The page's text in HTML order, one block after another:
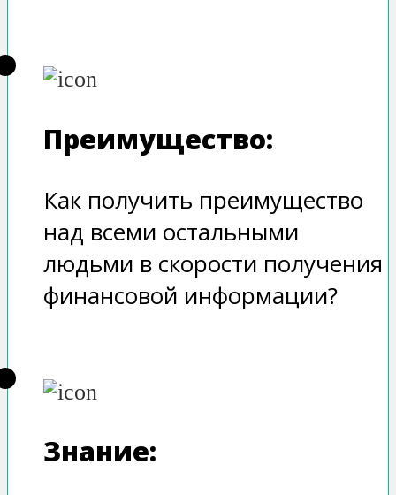
Преимущество:
Как получить преимущество
над всеми остальными
людьми в скорости получения
финансовой информации?
Знание: